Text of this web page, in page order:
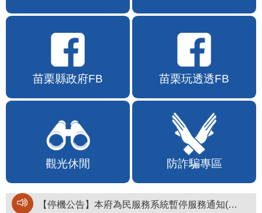
苗栗縣政府FB 苗栗玩透透FB
觀光休閒 防詐騙專區